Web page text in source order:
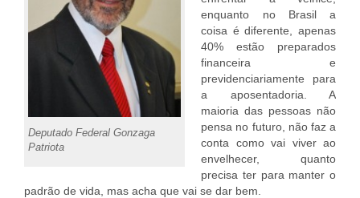
Deputado Federal Gonzaga
Patriota
enquanto no Brasil a
coisa é diferente, apenas
40% estão preparados
financeira e
previdenciariamente para
a aposentadoria. A
maioria das pessoas não
pensa no futuro, não faz a
conta como vai viver ao
envelhecer, quanto
precisa ter para manter o
padrão de vida, mas acha que vai se dar bem.